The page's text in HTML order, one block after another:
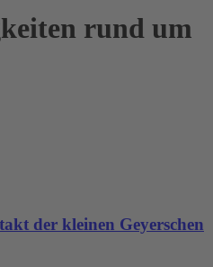
rund um
der kleinen Geyerschen